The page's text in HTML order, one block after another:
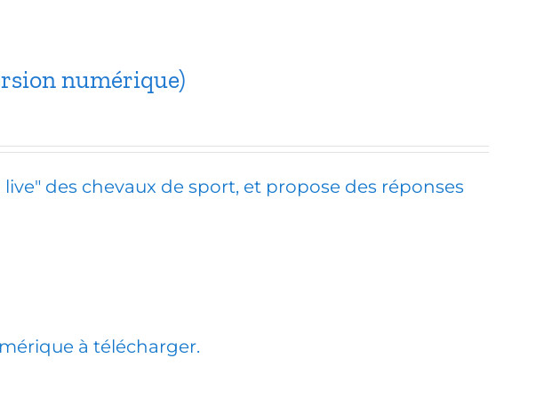
numérique)
des chevaux de sport, et propose des réponses
à télécharger.